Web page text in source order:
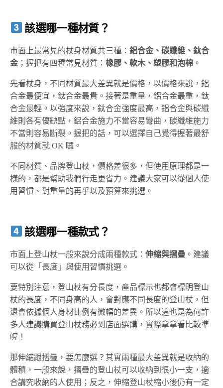
該選哪一種材質？
市面上最常見的杖身材質共三種： 鋁合金、碳纖維、鈦合
金 ；握把有四種常見材質： 橡膠、軟木、塑膠和泡棉 。
先看杖身，不同材質最大差異就是價格，以價格來說，鋁
合金最便宜，鈦合金最貴。接著是重量，鋁合金最重，鈦
合金最輕。以強度來說，鈦合金強度最高，鋁合金與碳纖
維則各有優缺點，鋁合金施力不當容易彎曲，碳纖維施力
不當則容易斷裂。握把的話，可以選擇自己覺得握著最舒
服的材質就 OK 囉。
不同材質、品牌登山杖，價格差很多，但使用原理都是一
樣的，都是幫助我們行走更省力。建議大家可以從個人使
用習慣、對重量的再乎以及預算來挑選。
該選哪一種款式？
市面上登山杖一般來說分成兩種款式： 伸縮與摺疊 。建議
可以從「長度」與使用習慣挑選。
要特別注意，登山杖有分長度，產品標示也都會標明登山
杖的長度，不同身高的人，會對應不同長度的登山杖，但
還會依據個人身材比例有微幅的差異。所以這也是為何許
多人建議購買登山杖務必到店面選購，實際拿拿看比較準
喔！
那伸縮跟摺疊，要怎麼選？其實兩種最大差異就是收納的
體積，一般來說，摺疊的登山杖可以收納到很小一支，適
合講究收納的人使用；反之，伸縮登山杖縮小後仍有一定